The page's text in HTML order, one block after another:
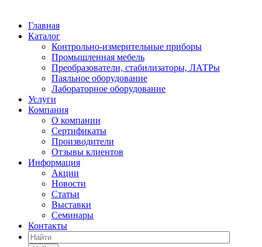
Главная
Каталог
Контрольно-измерительные приборы
Промышленная мебель
Преобразователи, стабилизаторы, ЛАТРы
Паяльное оборудование
Лабораторное оборудование
Услуги
Компания
О компании
Сертификаты
Производители
Отзывы клиентов
Информация
Акции
Новости
Статьи
Выставки
Семинары
Контакты